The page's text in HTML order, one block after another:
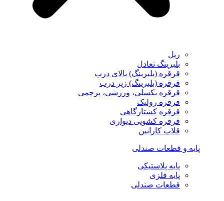
ریل
بلبرینگ تعادل
قرقره (بلبرینگ) بالای درب
قرقره (بلبرینگ) زیر درب
قرقره بکسلی، ورزشی، پرچمی
قرقره رولیک
قرقره کشتارگاهی
قرقره کشویی دیواری
قلاب کارابین
پایه و قطعات صندلی
پایه پلاستیکی
پایه فلزی
قطعات صندلی